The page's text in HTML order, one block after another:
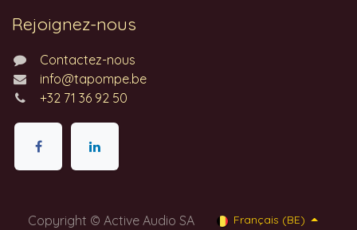
Rejoignez-nous
Contactez-nous
info@tapompe.be
+32 71 36 92 50
Copyright © Active Audio SA
Français (BE)